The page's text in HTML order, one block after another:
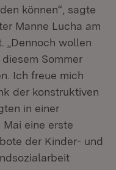
können“, sagte
Manne Lucha am
„Dennoch wollen
Sommer
Ich freue mich
der konstruktiven
in einer
eine erste
der Kinder- und